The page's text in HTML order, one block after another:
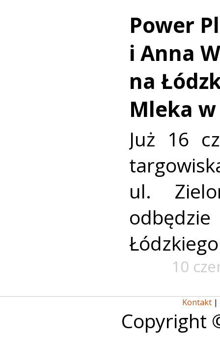
Power
i Anna
na
Mleka
Już 16
ul.
10
Kontakt |
Copyright